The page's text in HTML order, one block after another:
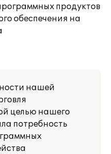
продуктов
обеспечения на
нашей
целью нашего
потребность